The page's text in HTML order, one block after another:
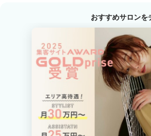
沿線・駅を選択 市区町村を
職種・技能ランク
おすすめサロンを